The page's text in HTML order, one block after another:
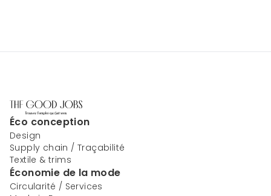
Éco conception
Design
Supply chain / Traçabilité
Textile & trims
Économie de la mode
Circularité / Services